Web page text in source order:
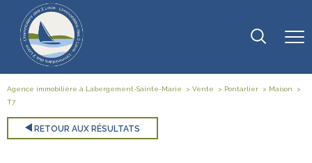
Agence immobilière à Labergement-Sainte-Marie Vente Pontarlier
Maison
T7
RETOUR AUX RÉSULTATS